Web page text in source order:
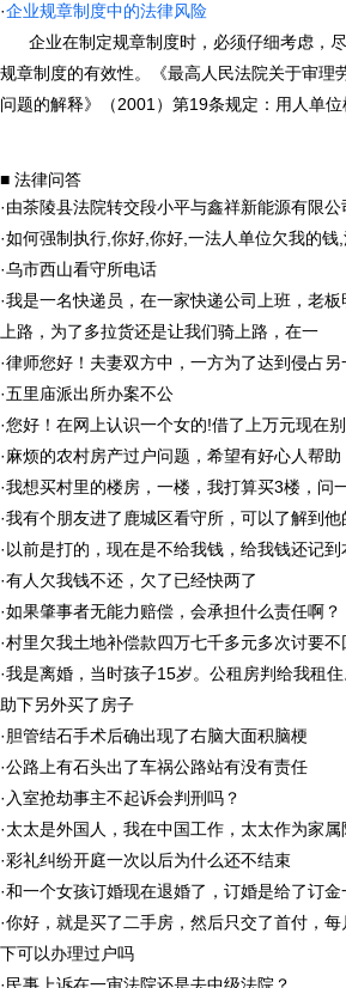
·企业规章制度中的法律风险
企业在制定规章制度时，必须仔细考虑，尽
规章制度的有效性。《最高人民法院关于审理
问题的解释》（2001）第19条规定：用人单
■ 法律问答
·由茶陵县法院转交段小平与鑫祥新能源有限
·如何强制执行,你好,你好,一法人单位欠我的钱
·乌市西山看守所电话
·我是一名快递员，在一家快递公司上班，老
上路，为了多拉货还是让我们骑上路，在一
·律师您好！夫妻双方中，一方为了达到侵占另
·五里庙派出所办案不公
·您好！在网上认识一个女的!借了上万元现在
·麻烦的农村房产过户问题，希望有好心人帮助
·我想买村里的楼房，一楼，我打算买3楼，问
·我有个朋友进了鹿城区看守所，可以了解到他
·以前是打的，现在是不给我钱，给我钱还记
·有人欠我钱不还，欠了已经快两了
·如果肇事者无能力赔偿，会承担什么责任啊？
·村里欠我土地补偿款四万七千多元多次讨要
·我是离婚，当时孩子15岁。公租房判给我租
助下另外买了房子
·胆管结石手术后确出现了右脑大面积脑梗
·公路上有石头出了车祸公路站有没有责任
· 入室抢劫事主不起诉会判刑吗？
·太太是外国人，我在中国工作，太太作为家
·彩礼纠纷开庭一次以后为什么还不结束
·和一个女孩订婚现在退婚了，订婚是给了订
·你好，就是买了二手房，然后只交了首付，
下可以办理过户吗